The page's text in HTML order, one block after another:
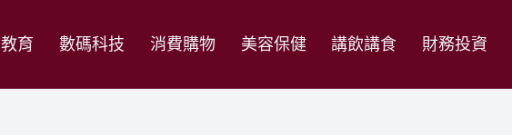
教育 數碼科技 消費購物 美容保健 講飲講食 財務投資